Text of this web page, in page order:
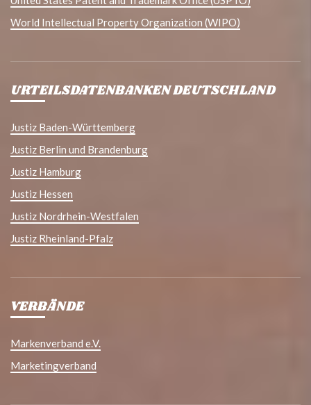
World Intellectual Property Organization (WIPO)
URTEILSDATENBANKEN DEUTSCHLAND
Justiz Baden-Württemberg
Justiz Berlin und Brandenburg
Justiz Hamburg
Justiz Hessen
Justiz Nordrhein-Westfalen
Justiz Rheinland-Pfalz
VERBÄNDE
Markenverband e.V.
Marketingverband